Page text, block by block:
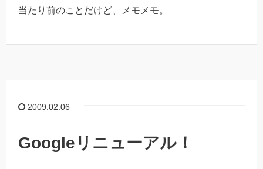
当たり前のことだけど、メモメモ。
2009.02.06
Googleリニューアル！